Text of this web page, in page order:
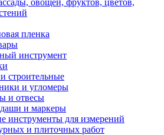
овощей, фруктов, цветов,
пленка
инструмент
строительные
и угломеры
и отвесы
и маркеры
инструменты для измерений
и плиточных работ